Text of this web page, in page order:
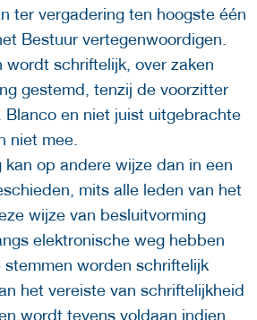
ter vergadering ten hoogste één
Bestuur vertegenwoordigen.
wordt schriftelijk, over zaken
gestemd, tenzij de voorzitter
Blanco en niet juist uitgebrachte
niet mee.
kan op andere wijze dan in een
mits alle leden van het
wijze van besluitvorming
elektronische weg hebben
stemmen worden schriftelijk
het vereiste van schriftelijkheid
wordt tevens voldaan indien